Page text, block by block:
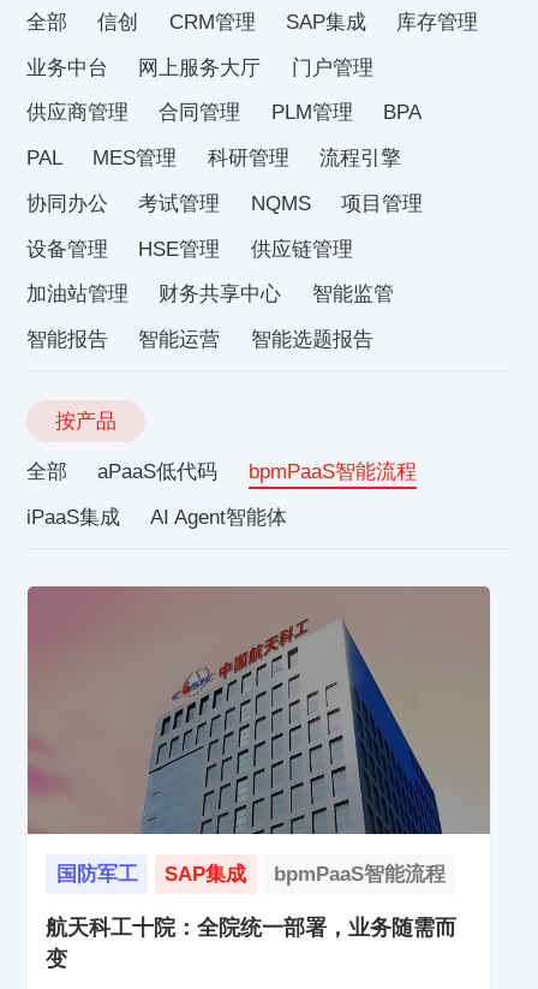
全部 信创 CRM管理 SAP集成
库存管理
业务中台
网上服务大厅
门户管理
供应商管理
合同管理 PLM管理
BPA
PAL
MES管理 科研管理
流程引擎
协同办公
考试管理 NQMS
项目管理
设备管理
HSE管理
供应链管理
加油站管理
财务共享中心
智能监管
智能报告
智能运营 智能选题报告
按产品
全部 aPaaS低代码
bpmPaaS智能流程
iPaaS集成
AI Agent智能体
国防军工 SAP集成 bpmPaaS智能流程
航天科工十院：全院统一部署，业务随需而
变